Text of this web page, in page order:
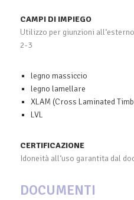
CAMPI DI IMPIEGO
Utilizzo per giunzioni
2-3
legno massiccio
legno lamellare
XLAM (Cross Laminated
LVL
CERTIFICAZIONE
Idoneità all‘uso garantita dal
DOCUMENTI